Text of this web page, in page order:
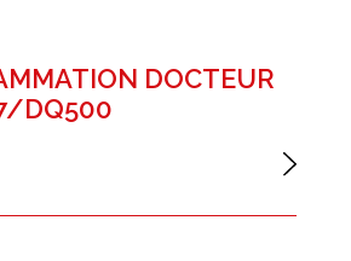
DOCTEUR
DQ500